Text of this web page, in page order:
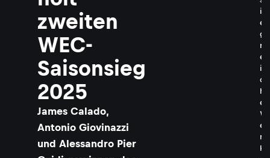
zweiten
WEC-
Saisonsieg
2025
James Calado,
Antonio Giovinazzi
und Alessandro Pier
i
e
g
r
e
i
c
h
e
W
e
r
k